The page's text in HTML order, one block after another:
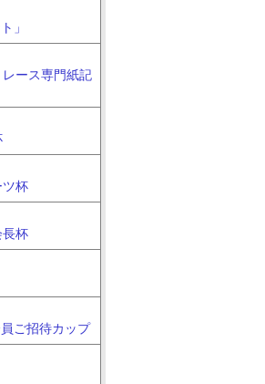
」
ース専門紙記
ツ杯
長杯
ご招待カップ